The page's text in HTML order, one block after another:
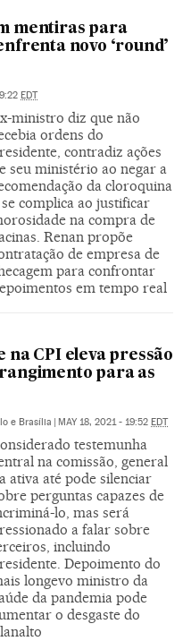
mentiras para
novo ‘round’
EDT
ministro diz que não
ordens do
contradiz ações
seu ministério ao negar a
da cloroquina
complica ao justificar
na compra de
Renan propõe
de empresa de
para confrontar
em tempo real
na CPI eleva pressão
para as
e Brasília | MAY 18, 2021 - 19:52 EDT
testemunha
na comissão, general
ativa até pode silenciar
perguntas capazes de
lo, mas será
a falar sobre
incluindo
Depoimento do
longevo ministro da
da pandemia pode
o desgaste do